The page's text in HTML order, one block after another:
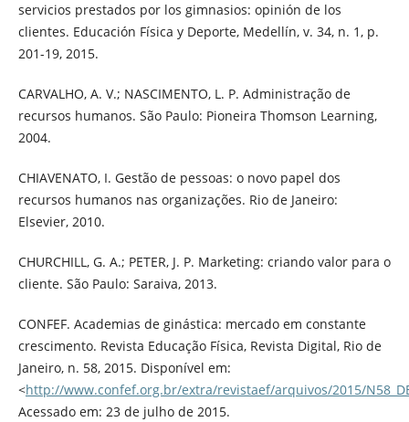
servicios prestados por los gimnasios: opinión de los
clientes. Educación Física y Deporte, Medellín, v. 34, n. 1, p.
201-19, 2015.
CARVALHO, A. V.; NASCIMENTO, L. P. Administração de
recursos humanos. São Paulo: Pioneira Thomson Learning,
2004.
CHIAVENATO, I. Gestão de pessoas: o novo papel dos
recursos humanos nas organizações. Rio de Janeiro:
Elsevier, 2010.
CHURCHILL, G. A.; PETER, J. P. Marketing: criando valor para o
cliente. São Paulo: Saraiva, 2013.
CONFEF. Academias de ginástica: mercado em constante
crescimento. Revista Educação Física, Revista Digital, Rio de
Janeiro, n. 58, 2015. Disponível em:
<http://www.confef.org.br/extra/revistaef/arquivos/2015/
Acessado em: 23 de julho de 2015.